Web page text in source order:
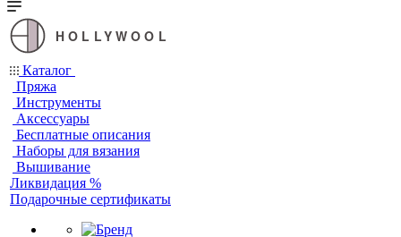
HOLLYWOOL
Каталог
Пряжа
Инструменты
Аксессуары
Бесплатные описания
Наборы для вязания
Вышивание
Ликвидация %
Подарочные сертификаты